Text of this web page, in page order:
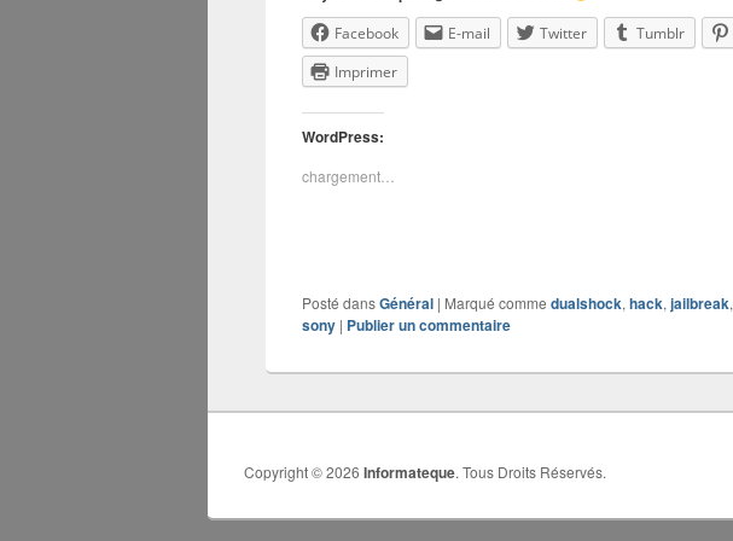
Facebook E-mail Twitter Tumblr
Imprimer
WordPress:
chargement…
Posté dansGénéral | Marqué comme dualshock, hack, jailbreak,
sony | Publier un commentaire
Copyright © 2026 Informateque. Tous Droits Réservés.